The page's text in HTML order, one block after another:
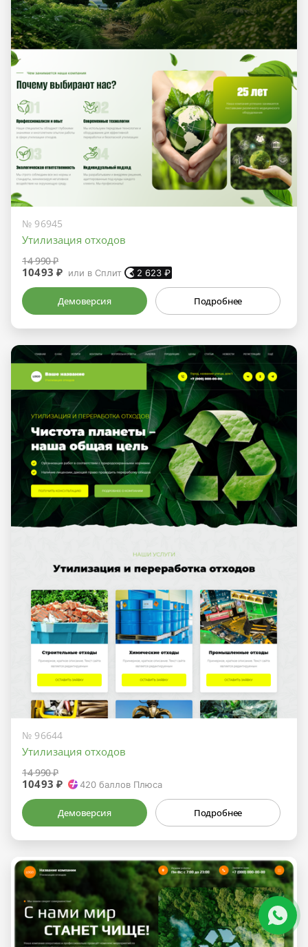
№ 96945
Утилизация отходов
14 990 ₽
10493 ₽ или в Сплит 2 623 ₽
Демоверсия Подробнее
№ 96644
Утилизация отходов
14 990 ₽
10493 ₽ 420 баллов Плюса
Демоверсия Подробнее